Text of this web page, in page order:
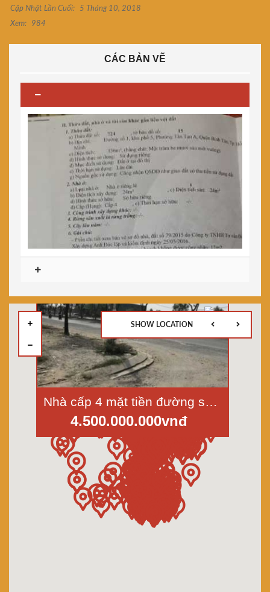
Cập Nhật Lần Cuối:
5 Tháng 10, 2018
Xem:
984
CÁC BẢN VẼ
Nhà cấp 4 mặt tiền đường số 1-Trần Văn Giàu, Tân Tạo A, Bình Tân, diện tích 4x38m
4.500.000.000vnđ
SHOW LOCATION